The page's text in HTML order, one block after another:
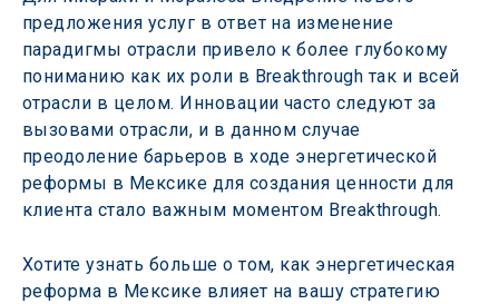
предложения услуг в ответ на изменение
парадигмы отрасли привело к более глубокому
пониманию как их роли в Breakthrough так и всей
отрасли в целом. Инновации часто следуют за
вызовами отрасли, и в данном случае
преодоление барьеров в ходе энергетической
реформы в Мексике для создания ценности для
клиента стало важным моментом Breakthrough.
Хотите узнать больше о том, как энергетическая
реформа в Мексике влияет на вашу стратегию